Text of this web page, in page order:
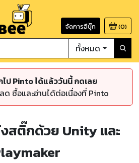
จัดการอีบุ๊ก (0)
ทั้งหมด
ป Pinto ได้แล้ววันนี้ กดเลย
ด ซื้อและอ่านได้ต่อเนื่องที่ Pinto
สติ๊กด้วย Unity และ